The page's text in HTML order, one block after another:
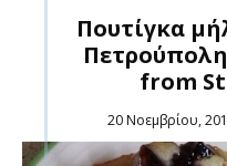
Πουτίγκα
from
Posted
20 Νοεμβρίου,